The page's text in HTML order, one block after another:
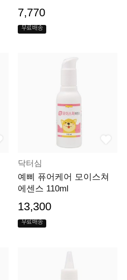
7,770
무료배송
닥터심
예삐 퓨어케어 모이스쳐
에센스 110ml
13,300
무료배송